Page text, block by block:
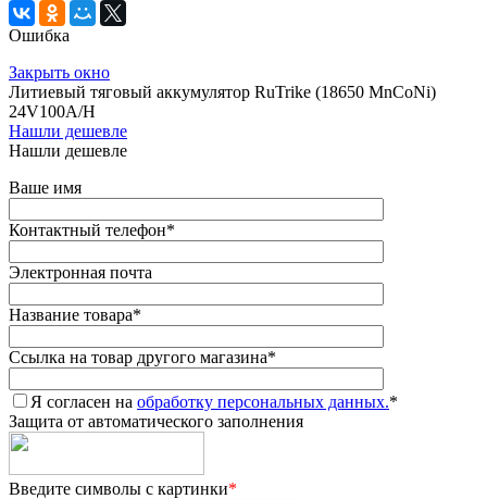
Ошибка
Закрыть окно
Литиевый тяговый аккумулятор RuTrike (18650 MnCoNi)
24V100A/H
Нашли дешевле
Нашли дешевле
Ваше имя
Контактный телефон*
Электронная почта
Название товара*
Ссылка на товар другого магазина*
Я согласен на обработку персональных данных.*
Защита от автоматического заполнения
Введите символы с картинки*